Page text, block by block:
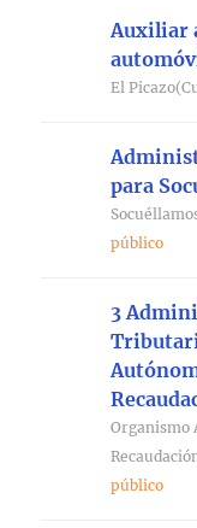
Auxiliar
El
para
público
3
Organismo
público